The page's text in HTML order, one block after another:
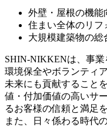
外壁・屋根の機能
住まい全体のリフ
大規模建築物の総
SHIN-NIKKENは、事業
環境保全やボランティ
未来にも貢献すること
値・付加価値の高いサ
るお客様の信頼と満足
また、日々係わる時代